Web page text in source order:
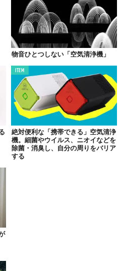
」を明るくする
物音ひとつしない「空気清浄機」
ITEM
絶対便利な「携帯できる」空気清浄
機。細菌やウイルス、ニオイなどを
除菌・消臭し、自分の周りをバリア
する